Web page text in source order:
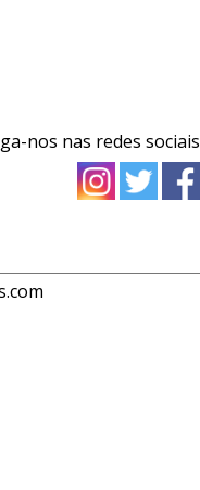
nos nas redes sociais